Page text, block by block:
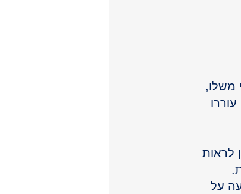
משלו,
לראות
על